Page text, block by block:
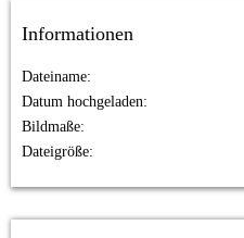
Informationen
Dateiname
Datum hochgeladen
Bildmaße
Dateigröße